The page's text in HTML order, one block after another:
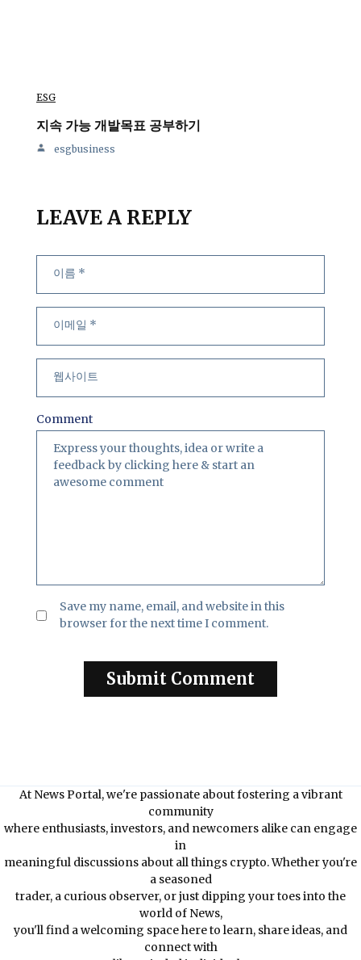
ESG
지속 가능 개발목표 공부하기
esgbusiness
LEAVE A REPLY
Comment
Save my name, email, and website in this
browser for the next time I comment.
At News Portal, we're passionate about fostering a vibrant
community
where enthusiasts, investors, and newcomers alike can engage
in
meaningful discussions about all things crypto. Whether you're
a seasoned
trader, a curious observer, or just dipping your toes into the
world of News,
you'll find a welcoming space here to learn, share ideas, and
connect with